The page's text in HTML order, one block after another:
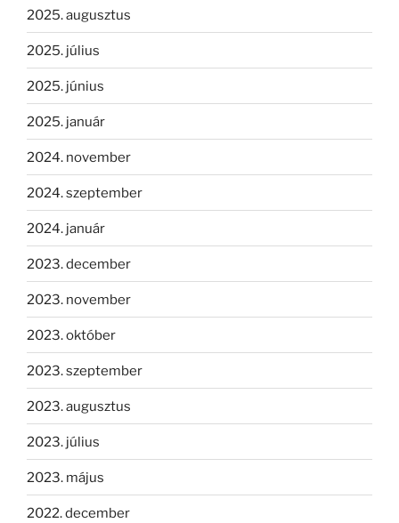
2025. augusztus
2025. július
2025. június
2025. január
2024. november
2024. szeptember
2024. január
2023. december
2023. november
2023. október
2023. szeptember
2023. augusztus
2023. július
2023. május
2022. december